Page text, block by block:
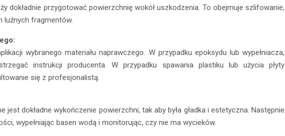
dokładnie przygotować powierzchnię wokół uszkodzenia. To obejmuje szlifowanie,
luźnych fragmentów.
wybranego materiału naprawczego. W przypadku epoksydu lub wypełniacza,
instrukcji producenta. W przypadku spawania plastiku lub użycia płyty
się z profesjonalistą.
jest dokładne wykończenie powierzchni, tak aby była gładka i estetyczna. Następnie
wypełniając basen wodą i monitorując, czy nie ma wycieków.